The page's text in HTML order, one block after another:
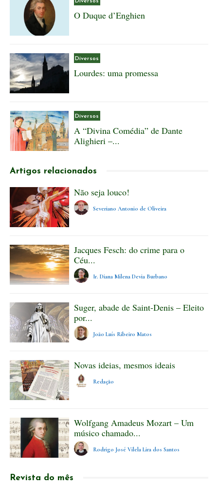
O Duque d’Enghien
Diversos
Lourdes: uma promessa
Diversos
A “Divina Comédia” de Dante
Alighieri –...
Artigos relacionados
Não seja louco!
Severiano Antonio de Oliveira
Jacques Fesch: do crime para o
Céu...
Ir. Diana Milena Devia Burbano
Suger, abade de Saint-Denis – Eleito
por...
João Luís Ribeiro Matos
Novas ideias, mesmos ideais
Redação
Wolfgang Amadeus Mozart – Um
músico chamado...
Rodrigo José Vilela Lira dos Santos
Revista do mês